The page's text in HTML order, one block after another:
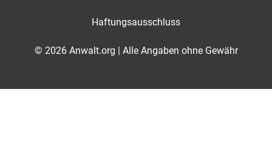
Haftungsausschluss
© 2026 Anwalt.org | Alle Angaben ohne Gewähr